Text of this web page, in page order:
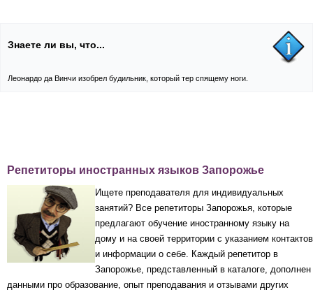
Знаете ли вы, что...
Леонардо да Винчи изобрел будильник, который тер спящему ноги.
Репетиторы иностранных языков Запорожье
Ищете преподавателя для индивидуальных
занятий? Все репетиторы Запорожья, которые
предлагают обучение иностранному языку на
дому и на своей территории с указанием контактов
и информации о себе. Каждый репетитор в
Запорожье, представленный в каталоге, дополнен
данными про образование, опыт преподавания и отзывами других